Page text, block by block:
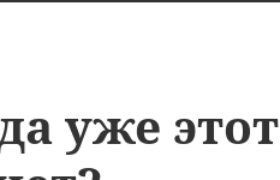
уже этот